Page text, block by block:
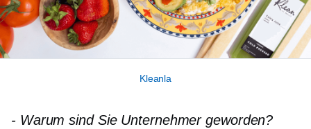
Kleanla
-Warum sind Sie Unternehmer geworden?